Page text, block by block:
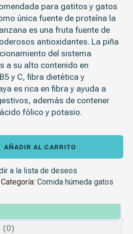
para gatitos y gatos
única fuente de proteína la
es una fruta fuente de
antioxidantes. La piña
del sistema
a su alto contenido en
y C, fibra dietética y
es rica en fibra y ayuda a
además de contener
fólico y potasio.
AÑADIR AL CARRITO
a la lista de deseos
Categoría: Comida húmeda gatos
(0)